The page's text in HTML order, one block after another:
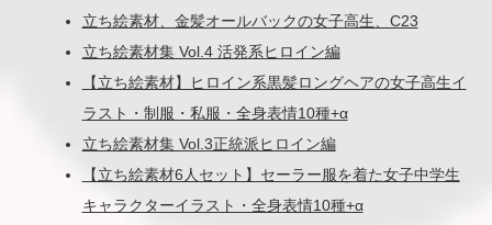
立ち絵素材、金髪オールバックの女子高生、C23
立ち絵素材集 Vol.4 活発系ヒロイン編
【立ち絵素材】ヒロイン系黒髪ロングヘアの女子高生イ
ラスト・制服・私服・全身表情10種+α
立ち絵素材集 Vol.3正統派ヒロイン編
【立ち絵素材6人セット】セーラー服を着た女子中学生
キャラクターイラスト・全身表情10種+α